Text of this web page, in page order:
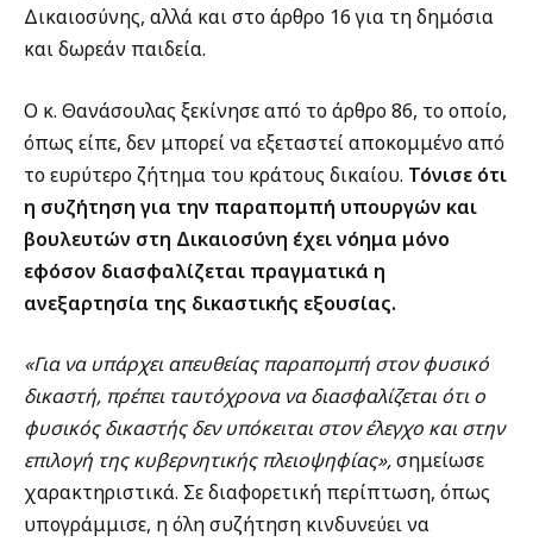
Δικαιοσύνης, αλλά και στο άρθρο 16 για τη δημόσια
και δωρεάν παιδεία.
Ο κ. Θανάσουλας ξεκίνησε από το άρθρο 86, το οποίο,
όπως είπε, δεν μπορεί να εξεταστεί αποκομμένο από
το ευρύτερο ζήτημα του κράτους δικαίου. Τόνισε ότι
η συζήτηση για την παραπομπή υπουργών και
βουλευτών στη Δικαιοσύνη έχει νόημα μόνο
εφόσον διασφαλίζεται πραγματικά η
ανεξαρτησία της δικαστικής εξουσίας.
«Για να υπάρχει απευθείας παραπομπή στον φυσικό
δικαστή, πρέπει ταυτόχρονα να διασφαλίζεται ότι ο
φυσικός δικαστής δεν υπόκειται στον έλεγχο και στην
επιλογή της κυβερνητικής πλειοψηφίας»,σημείωσε
χαρακτηριστικά. Σε διαφορετική περίπτωση, όπως
υπογράμμισε, η όλη συζήτηση κινδυνεύει να